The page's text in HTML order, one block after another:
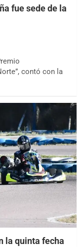
fue sede de la
contó con la
la quinta fecha